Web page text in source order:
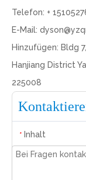
Telefon: +
E-Mail:
Hinzufügen: Bldg
Hanjiang District
225008
* Inhalt